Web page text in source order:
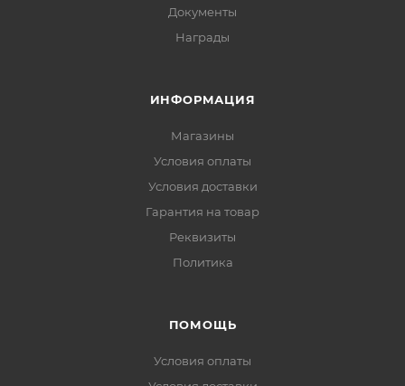
Документы
Награды
ИНФОРМАЦИЯ
Магазины
Условия оплаты
Условия доставки
Гарантия на товар
Реквизиты
Политика
ПОМОЩЬ
Условия оплаты